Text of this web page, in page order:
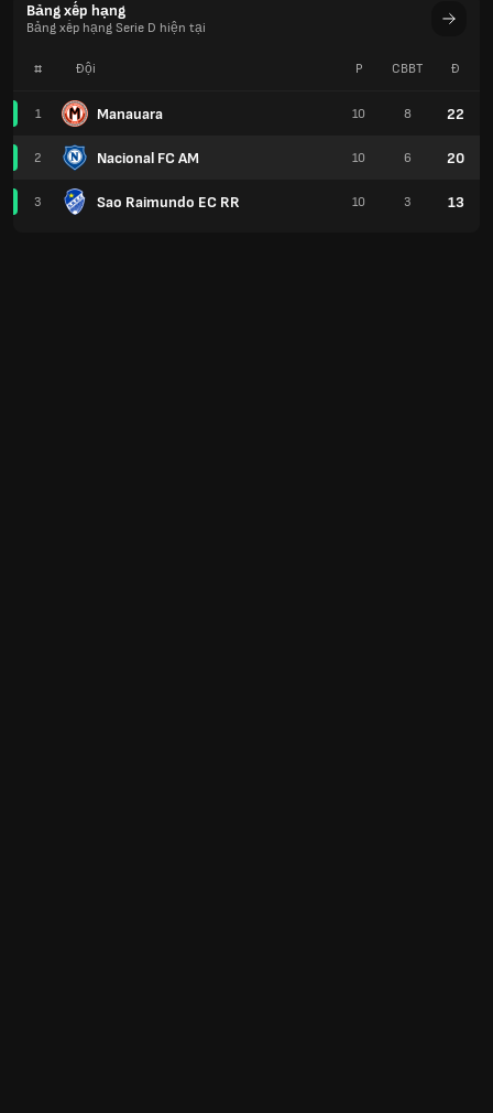
Bảng xếp hạng
Bảng xếp hạng Serie D hiện tại
# Đội
1 Manauara
2 Nacional FC AM
3 Sao Raimundo EC RR
P CBBT Đ
10 8 22
10 6 20
10 3 13